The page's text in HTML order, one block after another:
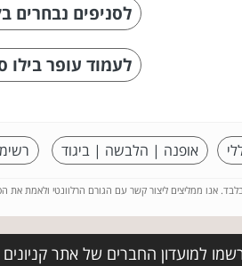
לסניפים נבחרים
לעמוד עופר בילו
אופנה | הלבשה | ביגוד
אנו ממליצים ליצור קשר עם הגורם הרלוונטי ולאמת את
למועדון החברים של אתר קניונים